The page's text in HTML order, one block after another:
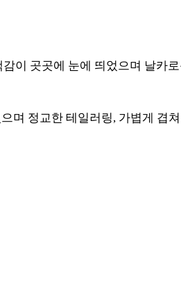
이 곳곳에 눈에 띄었으며 날카
며 정교한 테일러링, 가볍게 겹